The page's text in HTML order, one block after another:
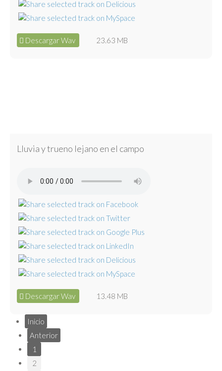
Descargar Wav 23.63 MB
Lluvia y trueno lejano en el campo
Descargar Wav 13.48 MB
Inicio
Anterior
1
2